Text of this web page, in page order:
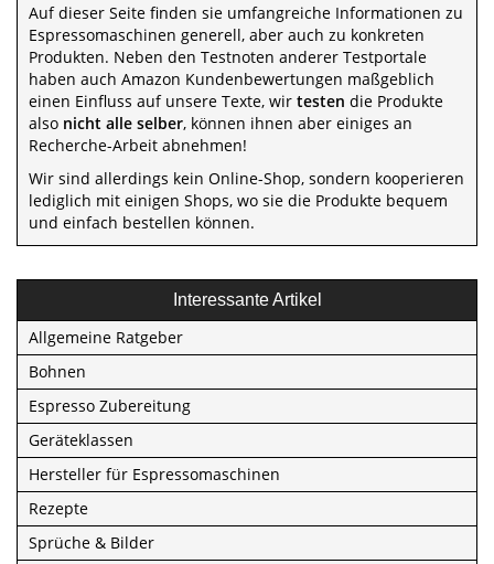
Auf dieser Seite finden sie umfangreiche Informationen zu
Espressomaschinen generell, aber auch zu konkreten
Produkten. Neben den Testnoten anderer Testportale
haben auch Amazon Kundenbewertungen maßgeblich
einen Einfluss auf unsere Texte, wir testen die Produkte
also nicht alle selber, können ihnen aber einiges an
Recherche-Arbeit abnehmen!
Wir sind allerdings kein Online-Shop, sondern kooperieren
lediglich mit einigen Shops, wo sie die Produkte bequem
und einfach bestellen können.
Interessante Artikel
Allgemeine Ratgeber
Bohnen
Espresso Zubereitung
Geräteklassen
Hersteller für Espressomaschinen
Rezepte
Sprüche & Bilder